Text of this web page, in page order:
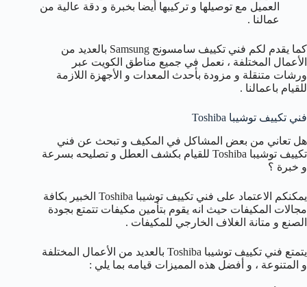
العميل مع توصيلها و تركيبها أيضا بخبرة و دقة عالية من
عمالنا .
كما يقدم لكم فني تكييف سامسونج Samsung بالعديد من
الأعمال المختلفة ، نعمل في جميع مناطق الكويت عبر
ورشات متنقلة و مزودة بأحدث المعدات و الأجهزة اللازمة
للقيام باعمالنا .
فني تكييف توشيبا Toshiba
هل تعاني من بعض المشاكل في المكيف و تبحث عن فني
تكييف توشيبا Toshiba للقيام بكشف العطل و تصليحه بسرعة
و خبرة ؟
يمكنكم الاعتماد على فني تكييف توشيبا Toshiba الخبير بكافة
مجالات المكيفات حيث انه يقوم بتأمين مكيفات تتمتع بجودة
الصنع و متانة الغلاف الخارجي للمكيفات .
يتمتع فني تكييف توشيبا Toshiba بالعديد من الأعمال المختلفة
و المتنوعة ، و أفضل هذه المميزات قيامه بما يلي :